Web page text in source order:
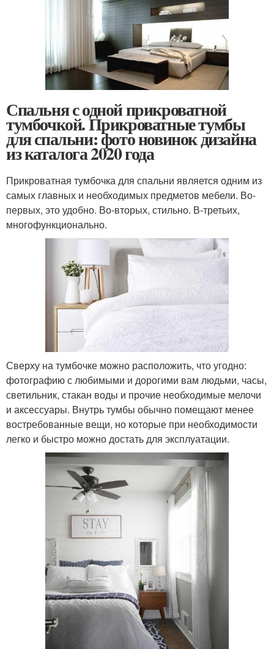
Спальня с одной прикроватной
тумбочкой. Прикроватные тумбы
для спальни: фото новинок дизайна
из каталога 2020 года
Прикроватная тумбочка для спальни является одним из
самых главных и необходимых предметов мебели. Во-
первых, это удобно. Во-вторых, стильно. В-третьих,
многофункционально.
Сверху на тумбочке можно расположить, что угодно:
фотографию с любимыми и дорогими вам людьми, часы,
светильник, стакан воды и прочие необходимые мелочи
и аксессуары. Внутрь тумбы обычно помещают менее
востребованные вещи, но которые при необходимости
легко и быстро можно достать для эксплуатации.